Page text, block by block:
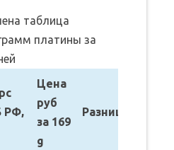
таблица
платины за
РФ,
Цена
руб
за 169
g
Разница